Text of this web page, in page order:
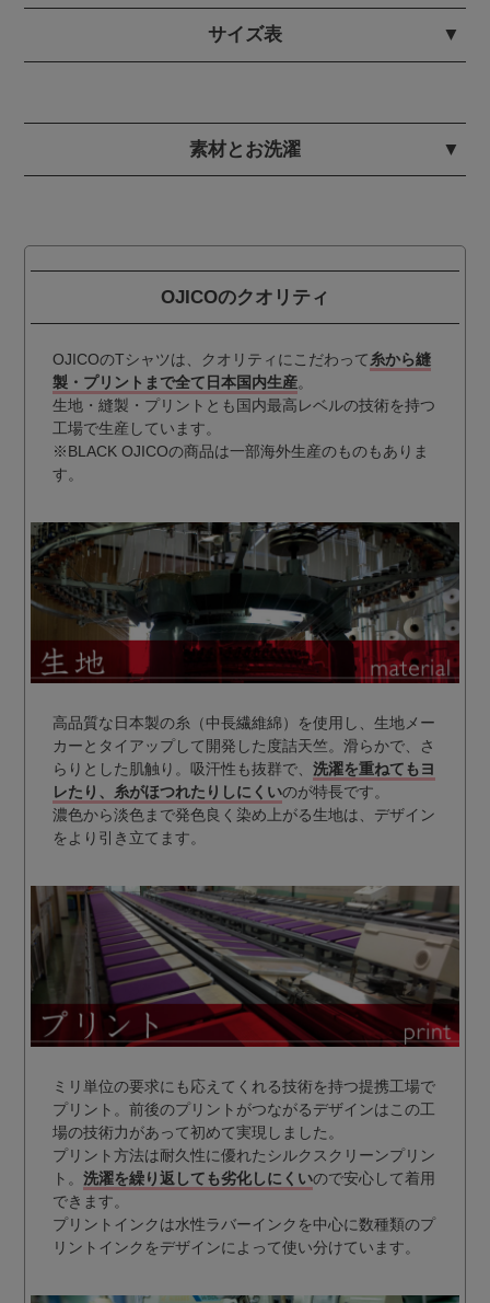
サイズ表
素材とお洗濯
OJICOのクオリティ
OJICOのTシャツは、クオリティにこだわって糸から縫
製・プリントまで全て日本国内生産。
生地・縫製・プリントとも国内最高レベルの技術を持つ
工場で生産しています。
※BLACK OJICOの商品は一部海外生産のものもありま
す。
高品質な日本製の糸（中長繊維綿）を使用し、生地メー
カーとタイアップして開発した度詰天竺。滑らかで、さ
らりとした肌触り。吸汗性も抜群で、 洗濯を重ねてもヨ
レたり、糸がほつれたりしにくいのが特長です。
濃色から淡色まで発色良く染め上がる生地は、デザイン
をより引き立てます。
ミリ単位の要求にも応えてくれる技術を持つ提携工場で
プリント。前後のプリントがつながるデザインはこの工
場の技術力があって初めて実現しました。
プリント方法は耐久性に優れたシルクスクリーンプリン
ト。 洗濯を繰り返しても劣化しにくいので安心して着用
できます。
プリントインクは水性ラバーインクを中心に数種類のプ
リントインクをデザインによって使い分けています。